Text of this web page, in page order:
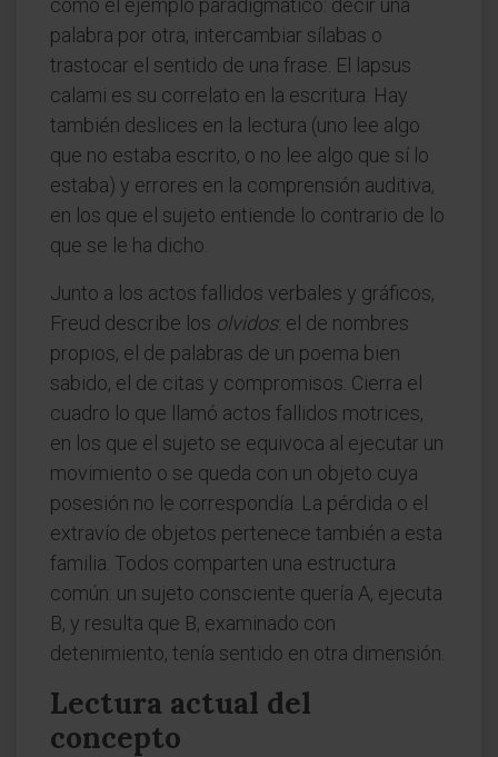
como el ejemplo paradigmático: decir una
palabra por otra, intercambiar sílabas o
trastocar el sentido de una frase. El lapsus
calami es su correlato en la escritura. Hay
también deslices en la lectura (uno lee algo
que no estaba escrito, o no lee algo que sí lo
estaba) y errores en la comprensión auditiva,
en los que el sujeto entiende lo contrario de lo
que se le ha dicho.
Junto a los actos fallidos verbales y gráficos,
Freud describe los olvidos: el de nombres
propios, el de palabras de un poema bien
sabido, el de citas y compromisos. Cierra el
cuadro lo que llamó actos fallidos motrices,
en los que el sujeto se equivoca al ejecutar un
movimiento o se queda con un objeto cuya
posesión no le correspondía. La pérdida o el
extravío de objetos pertenece también a esta
familia. Todos comparten una estructura
común: un sujeto consciente quería A, ejecuta
B, y resulta que B, examinado con
detenimiento, tenía sentido en otra dimensión.
Lectura actual del
concepto